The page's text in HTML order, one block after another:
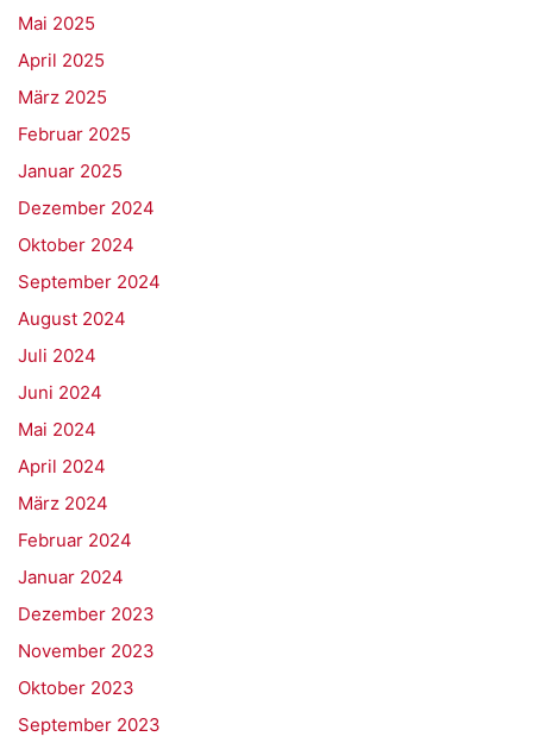
Mai 2025
April 2025
März 2025
Februar 2025
Januar 2025
Dezember 2024
Oktober 2024
September 2024
August 2024
Juli 2024
Juni 2024
Mai 2024
April 2024
März 2024
Februar 2024
Januar 2024
Dezember 2023
November 2023
Oktober 2023
September 2023